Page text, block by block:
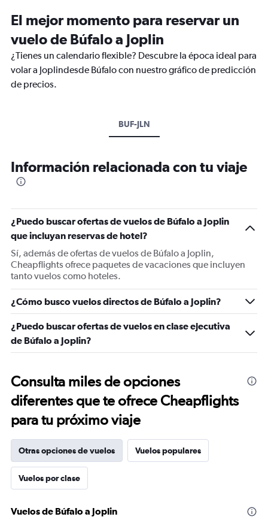
El mejor momento para reservar un
vuelo de Búfalo a Joplin
¿Tienes un calendario flexible? Descubre la época ideal para
volar a Joplindesde Búfalo con nuestro gráfico de predicción
de precios.
BUF-JLN
Información relacionada con tu viaje
¿Puedo buscar ofertas de vuelos de Búfalo a Joplin
que incluyan reservas de hotel?
Sí, además de ofertas de vuelos de Búfalo a Joplin,
Cheapflights ofrece paquetes de vacaciones que incluyen
tanto vuelos como hoteles.
¿Cómo busco vuelos directos de Búfalo a Joplin?
¿Puedo buscar ofertas de vuelos en clase ejecutiva
de Búfalo a Joplin?
Consulta miles de opciones
diferentes que te ofrece Cheapflights
para tu próximo viaje
Otras opciones de vuelos Vuelos populares
Vuelos por clase
Vuelos de Búfalo a Joplin